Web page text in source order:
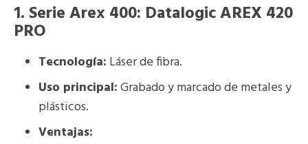
1. Serie Arex 400: Datalogic AREX 420
PRO
Tecnología: Láser de fibra.
Uso principal:Grabado y marcado de metales y
plásticos.
Ventajas: